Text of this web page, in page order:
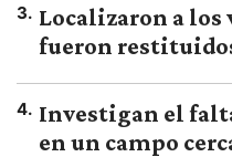
3. Localizaron a los
fueron
4. Investigan el
en un campo